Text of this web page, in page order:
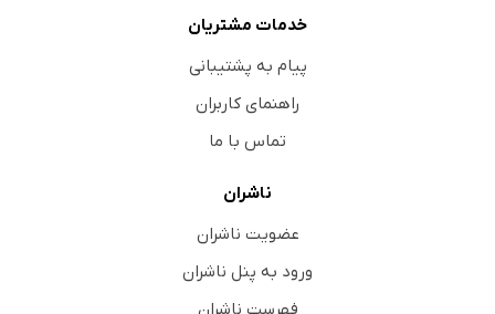
خدمات مشتریان
پیام به پشتیبانی
راهنمای کاربران
تماس با ما
ناشران
عضویت ناشران
ورود به پنل ناشران
فهرست ناشران